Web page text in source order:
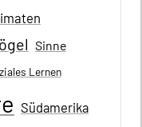
Sinne
Lernen
Südamerika